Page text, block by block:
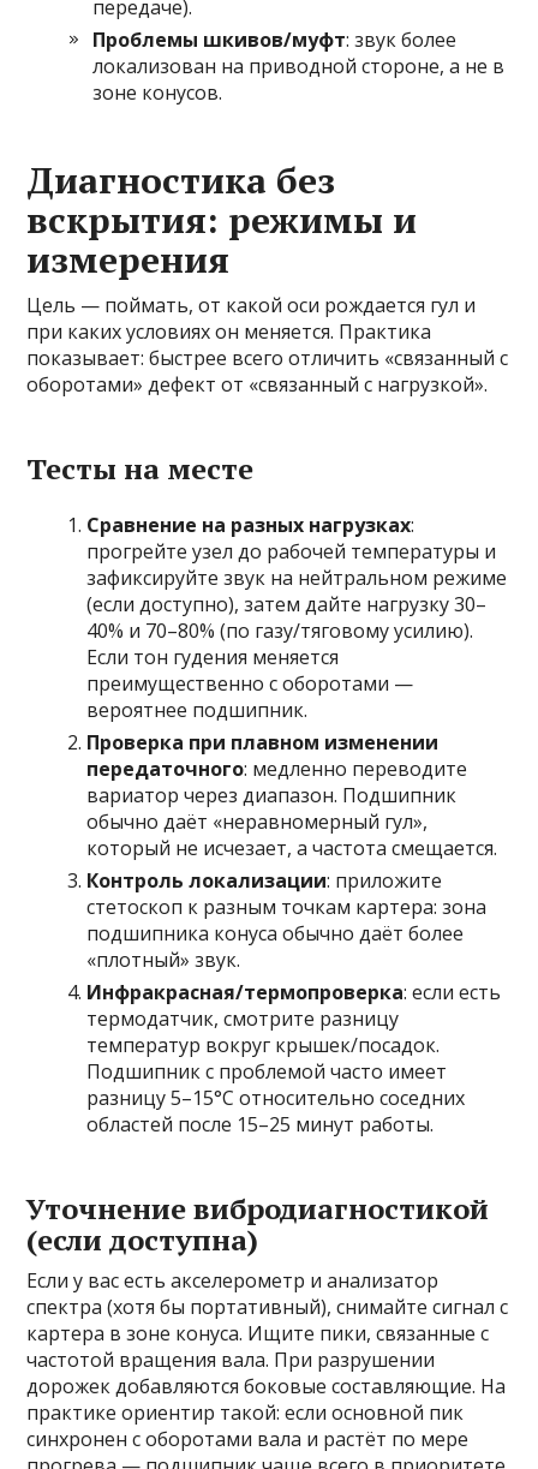
передаче).
Проблемы шкивов/муфт: звук более
локализован на приводной стороне, а не в
зоне конусов.
Диагностика без
вскрытия: режимы и
измерения
Цель — поймать, от какой оси рождается гул и
при каких условиях он меняется. Практика
показывает: быстрее всего отличить «связанный с
оборотами» дефект от «связанный с нагрузкой».
Тесты на месте
Сравнение на разных нагрузках:
прогрейте узел до рабочей температуры и
зафиксируйте звук на нейтральном режиме
(если доступно), затем дайте нагрузку 30–
40% и 70–80% (по газу/тяговому усилию).
Если тон гудения меняется
преимущественно с оборотами —
вероятнее подшипник.
Проверка при плавном изменении
передаточного: медленно переводите
вариатор через диапазон. Подшипник
обычно даёт «неравномерный гул»,
который не исчезает, а частота смещается.
Контроль локализации: приложите
стетоскоп к разным точкам картера: зона
подшипника конуса обычно даёт более
«плотный» звук.
Инфракрасная/термопроверка: если есть
термодатчик, смотрите разницу
температур вокруг крышек/посадок.
Подшипник с проблемой часто имеет
разницу 5–15°C относительно соседних
областей после 15–25 минут работы.
Уточнение вибродиагностикой
(если доступна)
Если у вас есть акселерометр и анализатор
спектра (хотя бы портативный), снимайте сигнал с
картера в зоне конуса. Ищите пики, связанные с
частотой вращения вала. При разрушении
дорожек добавляются боковые составляющие. На
практике ориентир такой: если основной пик
синхронен с оборотами вала и растёт по мере